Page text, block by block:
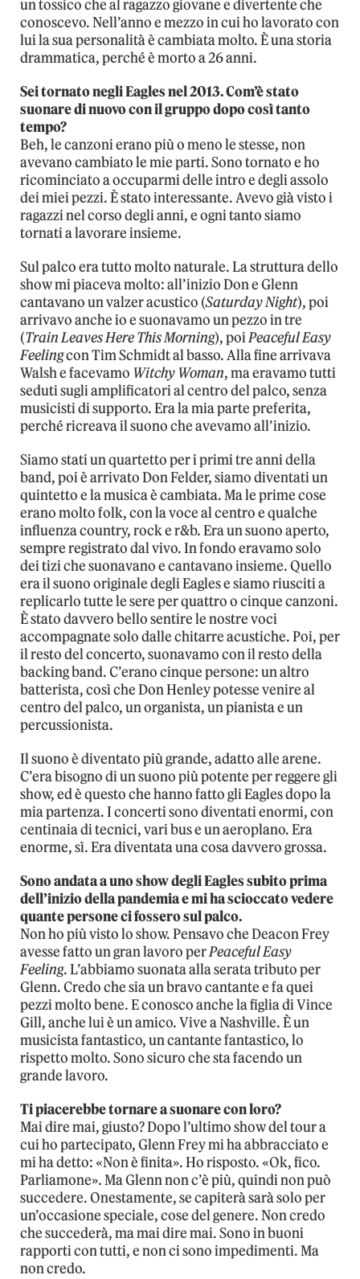
un tossico che al ragazzo giovane e divertente che
conoscevo. Nell’anno e mezzo in cui ho lavorato con
lui la sua personalità è cambiata molto. È una storia
drammatica, perché è morto a 26 anni.
Sei tornato negli Eagles nel 2013. Com’è stato
suonare di nuovo con il gruppo dopo così tanto
tempo?
Beh, le canzoni erano più o meno le stesse, non
avevano cambiato le mie parti. Sono tornato e ho
ricominciato a occuparmi delle intro e degli assolo
dei miei pezzi. È stato interessante. Avevo già visto i
ragazzi nel corso degli anni, e ogni tanto siamo
tornati a lavorare insieme.
Sul palco era tutto molto naturale. La struttura dello
show mi piaceva molto: all’inizio Don e Glenn
cantavano un valzer acustico (Saturday Night), poi
arrivavo anche io e suonavamo un pezzo in tre
(Train Leaves Here This Morning), poiPeaceful Easy
Feelingcon Tim Schmidt al basso. Alla fine arrivava
Walsh e facevamo Witchy Woman, ma eravamo tutti
seduti sugli amplificatori al centro del palco, senza
musicisti di supporto. Era la mia parte preferita,
perché ricreava il suono che avevamo all’inizio.
Siamo stati un quartetto per i primi tre anni della
band, poi è arrivato Don Felder, siamo diventati un
quintetto e la musica è cambiata. Ma le prime cose
erano molto folk, con la voce al centro e qualche
influenza country, rock e r&b. Era un suono aperto,
sempre registrato dal vivo. In fondo eravamo solo
dei tizi che suonavano e cantavano insieme. Quello
era il suono originale degli Eagles e siamo riusciti a
replicarlo tutte le sere per quattro o cinque canzoni.
È stato davvero bello sentire le nostre voci
accompagnate solo dalle chitarre acustiche. Poi, per
il resto del concerto, suonavamo con il resto della
backing band. C’erano cinque persone: un altro
batterista, così che Don Henley potesse venire al
centro del palco, un organista, un pianista e un
percussionista.
Il suono è diventato più grande, adatto alle arene.
C’era bisogno di un suono più potente per reggere gli
show, ed è questo che hanno fatto gli Eagles dopo la
mia partenza. I concerti sono diventati enormi, con
centinaia di tecnici, vari bus e un aeroplano. Era
enorme, sì. Era diventata una cosa davvero grossa.
Sono andata a uno show degli Eagles subito prima
dell’inizio della pandemia e mi ha scioccato vedere
quante persone ci fossero sul palco.
Non ho più visto lo show. Pensavo che Deacon Frey
avesse fatto un gran lavoro perPeaceful Easy
Feeling. L’abbiamo suonata alla serata tributo per
Glenn. Credo che sia un bravo cantante e fa quei
pezzi molto bene. E conosco anche la figlia di Vince
Gill, anche lui è un amico. Vive a Nashville. È un
musicista fantastico, un cantante fantastico, lo
rispetto molto. Sono sicuro che sta facendo un
grande lavoro.
Ti piacerebbe tornare a suonare con loro?
Mai dire mai, giusto? Dopo l’ultimo show del tour a
cui ho partecipato, Glenn Frey mi ha abbracciato e
mi ha detto: «Non è finita». Ho risposto. «Ok, fico.
Parliamone». Ma Glenn non c’è più, quindi non può
succedere. Onestamente, se capiterà sarà solo per
un’occasione speciale, cose del genere. Non credo
che succederà, ma mai dire mai. Sono in buoni
rapporti con tutti, e non ci sono impedimenti. Ma
non credo.